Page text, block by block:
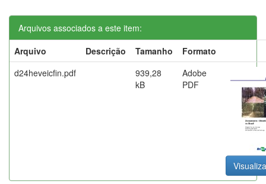
Arquivos associados a este item:
Arquivo
Descrição Tamanho
Formato
d24heveicfin.pdf
939,28
kB
Adobe
PDF